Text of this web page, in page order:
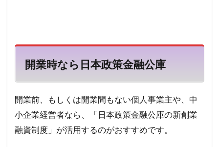
開業時なら日本政策金融公庫
開業前、もしくは開業間もない個人事業主や、中
小企業経営者なら、「日本政策金融公庫の新創業
融資制度」が活用するのがおすすめです。